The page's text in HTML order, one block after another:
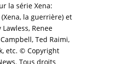
la série Xena:
la guerrière) et
Renee
Ted Raimi,
etc. © Copyright
Tous droits